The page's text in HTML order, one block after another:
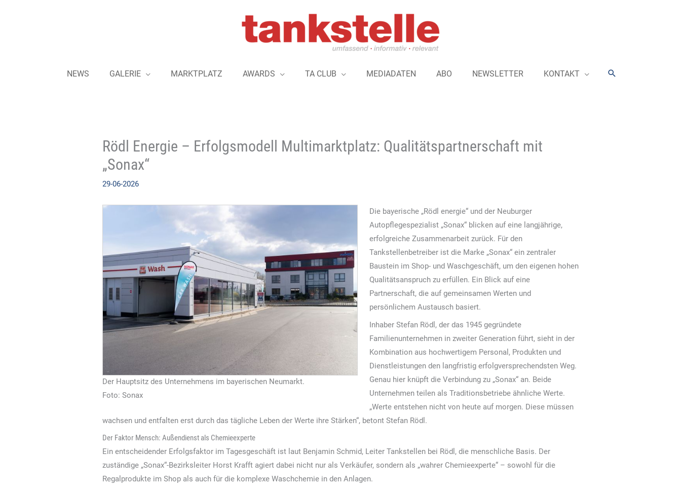
NEWS GALERIE MARKTPLATZ AWARDS TA CLUB MEDIADATEN ABO NEWSLETTER KONTAKT Suchen
Rödl Energie – Erfolgsmodell Multimarktplatz: Qualitätspartnerschaft mit
„Sonax“
29-06-2026
Der Hauptsitz des Unternehmens im bayerischen Neumarkt.
Foto: Sonax
Die bayerische „Rödl energie“ und der Neuburger
Autopflegespezialist „Sonax“ blicken auf eine langjährige,
erfolgreiche Zusammenarbeit zurück. Für den
Tankstellenbetreiber ist die Marke „Sonax“ ein zentraler
Baustein im Shop- und Waschgeschäft, um den eigenen hohen
Qualitätsanspruch zu erfüllen. Ein Blick auf eine
Partnerschaft, die auf gemeinsamen Werten und
persönlichem Austausch basiert.
Inhaber Stefan Rödl, der das 1945 gegründete
Familienunternehmen in zweiter Generation führt, sieht in der
Kombination aus hochwertigem Personal, Produkten und
Dienstleistungen den langfristig erfolgversprechendsten Weg.
Genau hier knüpft die Verbindung zu „Sonax“ an. Beide
Unternehmen teilen als Traditionsbetriebe ähnliche Werte.
„Werte entstehen nicht von heute auf morgen. Diese müssen
wachsen und entfalten erst durch das tägliche Leben der Werte ihre Stärken“, betont Stefan Rödl.
Der Faktor Mensch: Außendienst als Chemieexperte
Ein entscheidender Erfolgsfaktor im Tagesgeschäft ist laut Benjamin Schmid, Leiter Tankstellen bei Rödl, die menschliche Basis. Der
zuständige „Sonax“-Bezirksleiter Horst Krafft agiert dabei nicht nur als Verkäufer, sondern als „wahrer Chemieexperte“ – sowohl für die
Regalprodukte im Shop als auch für die komplexe Waschchemie in den Anlagen.